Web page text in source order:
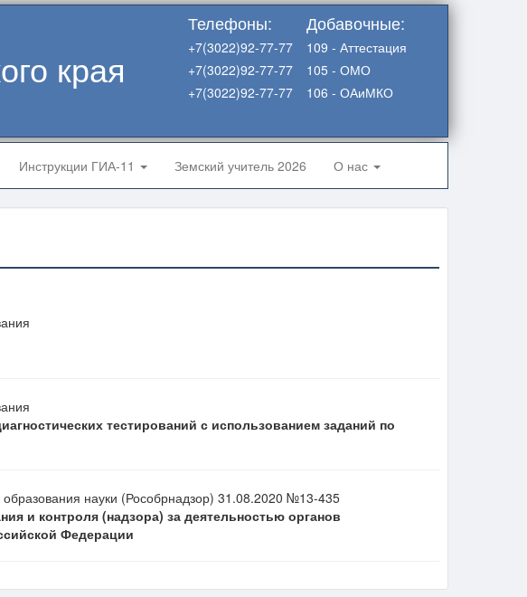
края
Добавочные:
109 - Аттестация
105 - ОМО
106 - ОАиМКО
Телефоны:
+7(3022)92-77-77
+7(3022)92-77-77
+7(3022)92-77-77
Инструкции ГИА-11 Земский учитель 2026 О нас
тестирований с использованием заданий по
науки (Рособрнадзор) 31.08.2020 №13-435
и контроля (надзора) за деятельностью органов
Федерации